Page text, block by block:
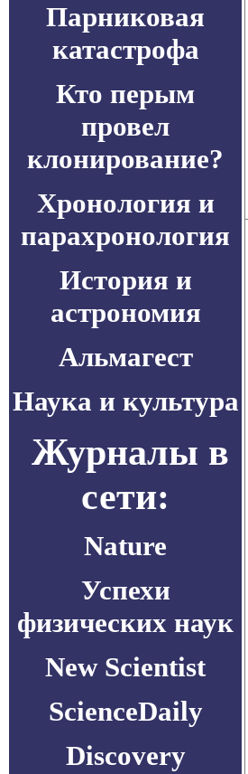
Парниковая
катастрофа
Кто перым
провел
клонирование?
Хронология и
парахронология
История и
астрономия
Альмагест
Наука и культура
Журналы в
сети:
Nature
Успехи
физических наук
New Scientist
ScienceDaily
Discovery